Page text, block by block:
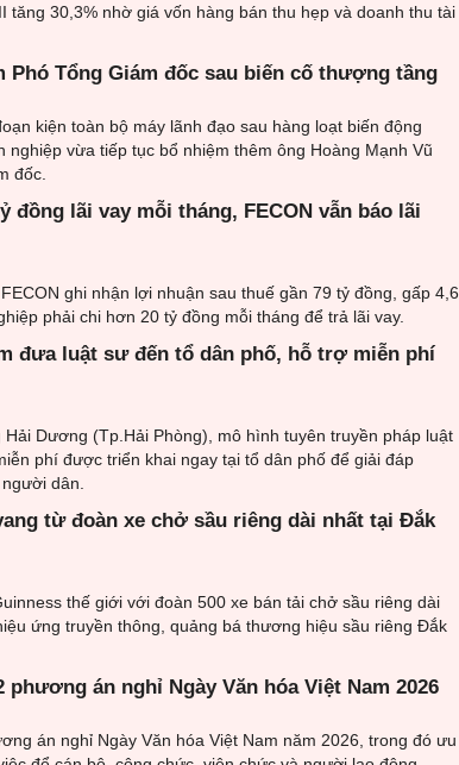
tăng 30,3% nhờ giá vốn hàng bán thu hẹp và doanh thu tài
Phó Tổng Giám đốc sau biến cố thượng tầng
kiện toàn bộ máy lãnh đạo sau hàng loạt biến động
nghiệp vừa tiếp tục bổ nhiệm thêm ông Hoàng Mạnh Vũ
đốc.
đồng lãi vay mỗi tháng, FECON vẫn báo lãi
ghi nhận lợi nhuận sau thuế gần 79 tỷ đồng, gấp 4,6
phải chi hơn 20 tỷ đồng mỗi tháng để trả lãi vay.
đưa luật sư đến tổ dân phố, hỗ trợ miễn phí
Dương (Tp.Hải Phòng), mô hình tuyên truyền pháp luật
phí được triển khai ngay tại tổ dân phố để giải đáp
dân.
từ đoàn xe chở sầu riêng dài nhất tại Đắk
thế giới với đoàn 500 xe bán tải chở sầu riêng dài
ứng truyền thông, quảng bá thương hiệu sầu riêng Đắk
phương án nghỉ Ngày Văn hóa Việt Nam 2026
án nghỉ Ngày Văn hóa Việt Nam năm 2026, trong đó ưu